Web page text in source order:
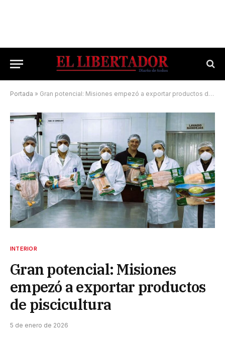
Portada » Gran potencial: Misiones empezó a exportar productos de piscicultura
INTERIOR
Gran potencial: Misiones
empezó a exportar productos
de piscicultura
5 de enero de 2026